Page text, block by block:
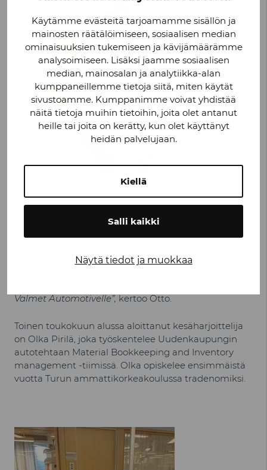
Käytämme evästeitä tarjoamamme sisällön ja
mainosten räätälöimiseen, sosiaalisen median
ominaisuuksien tukemiseen ja kävijämäärämme
analysoimiseen. Lisäksi jaamme sosiaalisen
median, mainosalan ja analytiikka-alan
kumppaneillemme tietoja siitä, miten käytät
sivustoamme. Kumppanimme voivat yhdistää
näitä tietoja muihin tietoihin, joita olet antanut
heille tai joita on kerätty, kun olet käyttänyt
heidän palvelujaan.
Kiellä
Salli kaikki
Näytä tiedot ja muokkaa
Tuotantotekniikkaosaston kesäharjoittelija Otto Runola
”Erittäin hyvät fiilikset palata takaisin tehtaalle
sopivassa suhteessa. Toivon, että näen oman
Valmet Automotivelle”,kertoo Otto.
Toinen toukokuun alussa aloittanut kesäharjoittelija
on Olka Pirilä, joka työskentelee Uudenkaupungin
autotehtaan Material Bookkeeping and Inventory
management -tiimissä. Olka opiskelee ensimmäistä
vuotta Turun ammattikorkeakoulussa tradenomiksi.